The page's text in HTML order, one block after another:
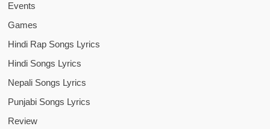
Events
Games
Hindi Rap Songs Lyrics
Hindi Songs Lyrics
Nepali Songs Lyrics
Punjabi Songs Lyrics
Review